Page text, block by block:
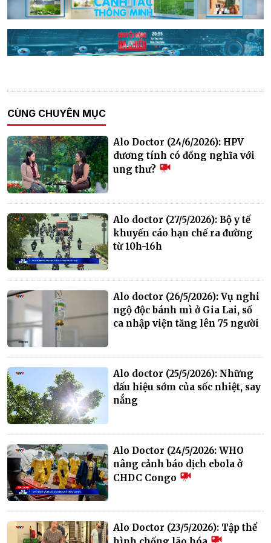
CÙNG CHUYÊN MỤC
Alo Doctor (24/6/2026): HPV
dương tính có đồng nghĩa với
ung thư?
Alo doctor (27/5/2026): Bộ y tế
khuyến cáo hạn chế ra đường
từ 10h-16h
Alo doctor (26/5/2026): Vụ nghi
ngộ độc bánh mì ở Gia Lai, số
ca nhập viện tăng lên 75 người
Alo doctor (25/5/2026): Những
dấu hiệu sớm của sốc nhiệt, say
nắng
Alo Doctor (24/5/2026: WHO
nâng cảnh báo dịch ebola ở
CHDC Congo
Alo Doctor (23/5/2026): Tập thể